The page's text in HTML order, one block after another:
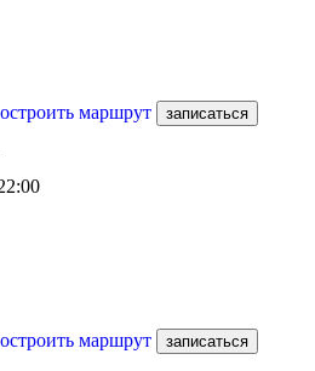
маршрут записаться
маршрут записаться